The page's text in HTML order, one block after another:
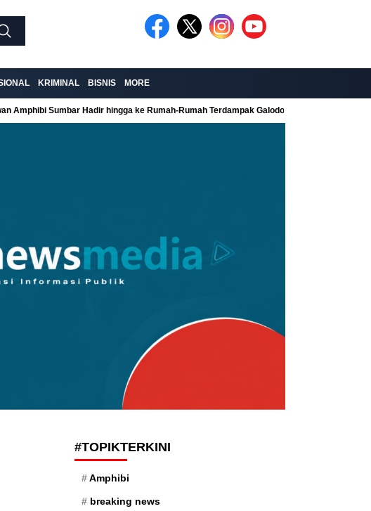
KRIMINAL BISNIS MORE
Amphibi Sumbar Hadir hingga ke Rumah-Rumah Terdampak Galodo
#TOPIKTERKINI
Amphibi
breaking news